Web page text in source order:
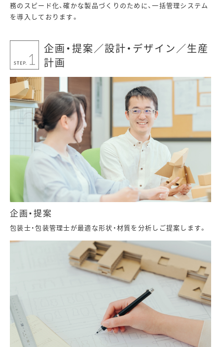
務のスピード化、確かな製品づくりのために、一括管理システム
を導入しております。
企画・提案／設計・デザイン／生産
計画
企画・提案
包装士・包装管理士が最適な形状・材質を分析しご提案します。